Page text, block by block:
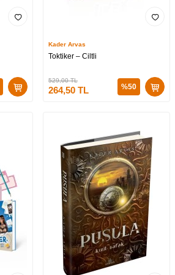
Kader Arvas
Toktiker – Ciltli
529,00TL
264,50 TL %50